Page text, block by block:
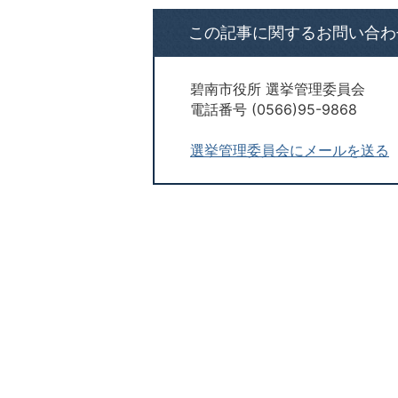
この記事に関するお問い合
碧南市役所 選挙管理委員会
電話番号 (0566)95-9868
選挙管理委員会にメールを送る